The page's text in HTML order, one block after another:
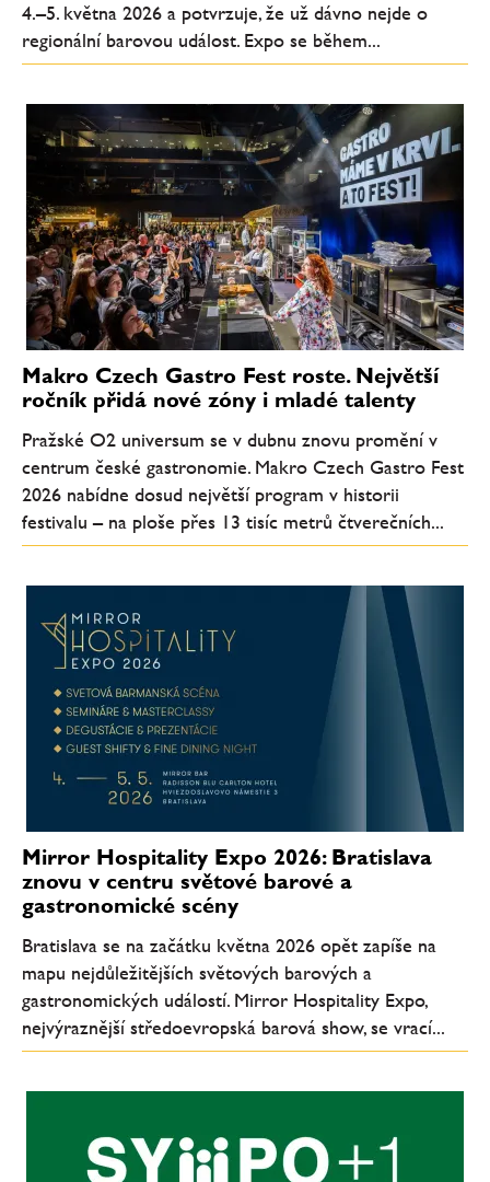
4.–5. května 2026 a potvrzuje, že už dávno nejde o
regionální barovou událost. Expo se během...
Makro Czech Gastro Fest roste. Největší
ročník přidá nové zóny i mladé talenty
Pražské O2 universum se v dubnu znovu promění v
centrum české gastronomie. Makro Czech Gastro Fest
2026 nabídne dosud největší program v historii
festivalu – na ploše přes 13 tisíc metrů čtverečních...
Mirror Hospitality Expo 2026: Bratislava
znovu v centru světové barové a
gastronomické scény
Bratislava se na začátku května 2026 opět zapíše na
mapu nejdůležitějších světových barových a
gastronomických událostí. Mirror Hospitality Expo,
nejvýraznější středoevropská barová show, se vrací...